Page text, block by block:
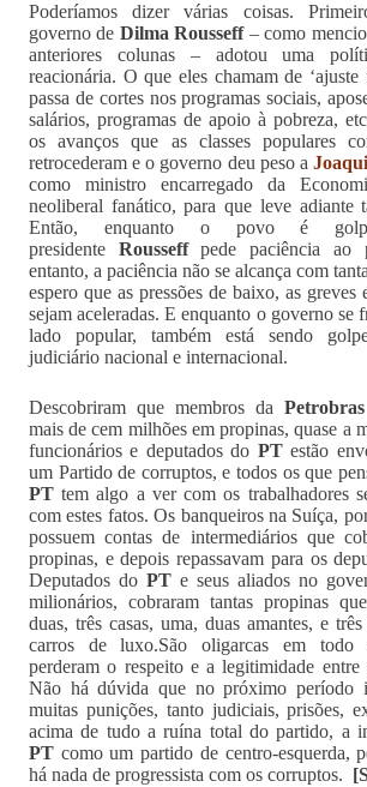
Poderíamos dizer várias coisas.
governo de Dilma Rousseff– como
anteriores colunas – adotou uma
reacionária. O que eles chamam de ‘ajuste
passa de cortes nos programas sociais,
salários, programas de apoio à pobreza,
os avanços que as classes populares
retrocederam e o governo deu peso a
como ministro encarregado da
neoliberal fanático, para que leve adiante
Então, enquanto o povo é
presidente Rousseffpede paciência ao
entanto, a paciência não se alcança com
espero que as pressões de baixo, as greves
sejam aceleradas. E enquanto o governo se
lado popular, também está sendo
judiciário nacional e internacional.
Descobriram que membros daPetrobras
mais de cem milhões em propinas, quase a
funcionários e deputados do PTestão
um Partido de corruptos, e todos os que
PT tem algo a ver com os trabalhadores
com estes fatos. Os banqueiros na Suíça,
possuem contas de intermediários que
propinas, e depois repassavam para os
Deputados doPT e seus aliados no
milionários, cobraram tantas propinas
duas, três casas, uma, duas amantes, e
carros de luxo.São oligarcas em todo
perderam o respeito e a legitimidade entre
Não há dúvida que no próximo período
muitas punições, tanto judiciais, prisões,
acima de tudo a ruína total do partido, a
PT como um partido de centro-esquerda,
há nada de progressista com os corruptos.